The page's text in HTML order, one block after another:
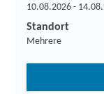
10.08.2026 -
Standort
Mehrere